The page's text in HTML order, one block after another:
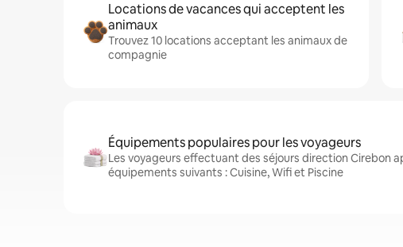
Locations de vacances qui acceptent les
animaux
Trouvez 10 locations acceptant les animaux de
compagnie
Équipements populaires pour les voyageurs
Les voyageurs effectuant des séjours direction Cirebon
équipements suivants : Cuisine, Wifi et Piscine